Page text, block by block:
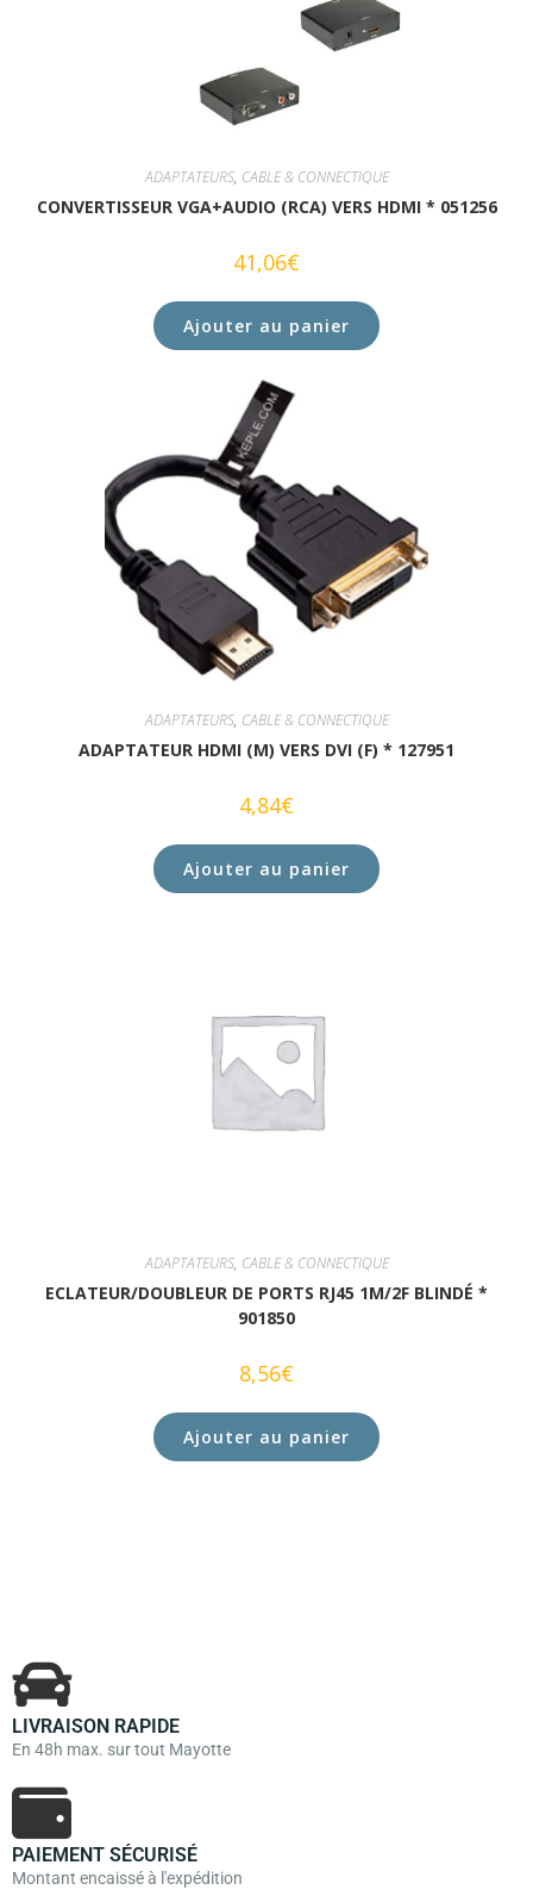
ADAPTATEURS, CABLE & CONNECTIQUE
CONVERTISSEUR VGA+AUDIO (RCA) VERS HDMI * 051256
41,06€
Ajouter au panier
ADAPTATEURS, CABLE & CONNECTIQUE
ADAPTATEUR HDMI (M) VERS DVI (F) * 127951
4,84€
Ajouter au panier
ADAPTATEURS, CABLE & CONNECTIQUE
ECLATEUR/DOUBLEUR DE PORTS RJ45 1M/2F BLINDÉ *
901850
8,56€
Ajouter au panier
LIVRAISON RAPIDE
En 48h max. sur tout Mayotte
PAIEMENT SÉCURISÉ
Montant encaissé à l'expédition